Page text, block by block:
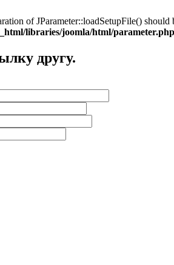
of JParameter::loadSetupFile()
libraries/joomla/html/parameter.php
другу.